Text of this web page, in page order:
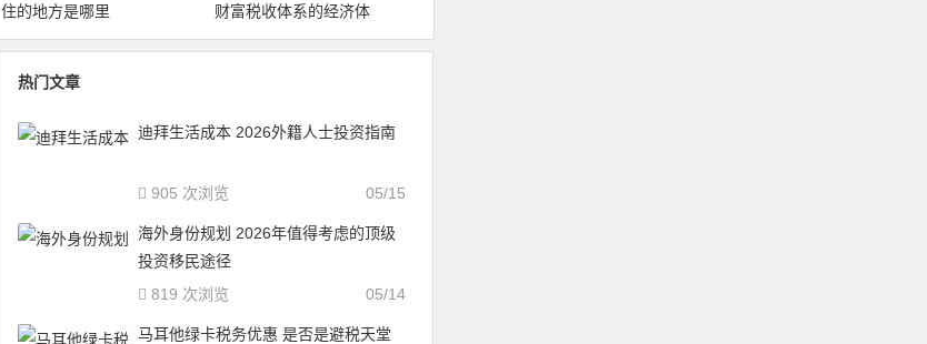
住的地方是哪里
财富税收体系的经济体
热门文章
迪拜生活成本 2026外籍人士投资指南
05/15
905 次浏览
海外身份规划 2026年值得考虑的顶级
投资移民途径
05/14
819 次浏览
马耳他绿卡税务优惠 是否是避税天堂